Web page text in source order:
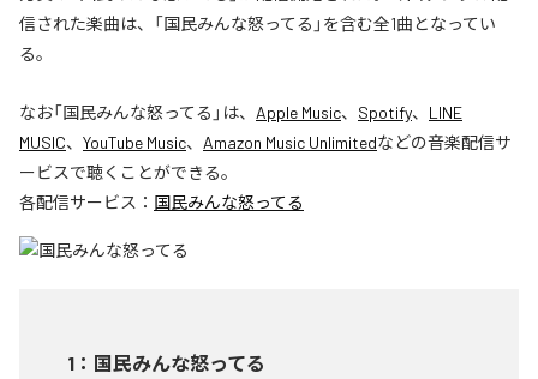
信された楽曲は、「国民みんな怒ってる」を含む全1曲となってい
る。
なお「国民みんな怒ってる 」は、 Apple Music、 Spotify、 LINE
MUSIC、 YouTube Music、 Amazon Music Unlimitedなどの音楽配信サ
ービスで聴くことができる。
各配信サービス： 国民みんな怒ってる
1 ： 国民みんな怒ってる